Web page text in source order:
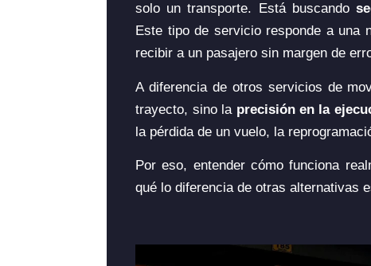
solo un transporte. Está buscando
Este tipo de servicio responde a una
recibir a un pasajero sin margen de
A diferencia de otros servicios de
trayecto, sino la precisión en la
la pérdida de un vuelo, la
Por eso, entender cómo funciona
qué lo diferencia de otras alternativas